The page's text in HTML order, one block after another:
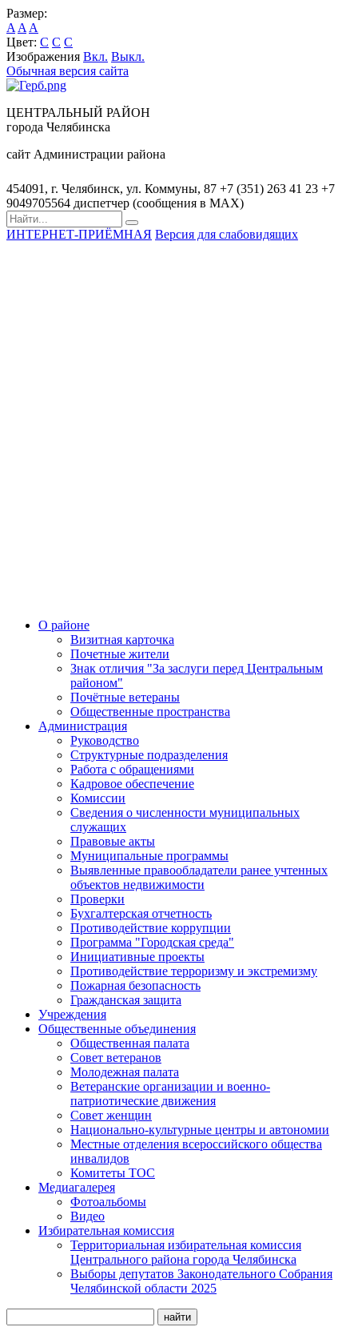
Размер:
A A A
Цвет: C C C
Изображения Вкл. Выкл.
Обычная версия сайта
ЦЕНТРАЛЬНЫЙ РАЙОН
города Челябинска
сайт Администрации района
454091, г. Челябинск, ул. Коммуны, 87 +7 (351) 263 41 23 +7
9049705564 диспетчер (сообщения в MAX)
ИНТЕРНЕТ-ПРИЁМНАЯ Версия для слабовидящих
О районе
Визитная карточка
Почетные жители
Знак отличия "За заслуги перед Центральным
районом"
Почётные ветераны
Общественные пространства
Администрация
Руководство
Структурные подразделения
Работа с обращениями
Кадровое обеспечение
Комиссии
Сведения о численности муниципальных
служащих
Правовые акты
Муниципальные программы
Выявленные правообладатели ранее учтенных
объектов недвижимости
Проверки
Бухгалтерская отчетность
Противодействие коррупции
Программа "Городская среда"
Инициативные проекты
Противодействие терроризму и экстремизму
Пожарная безопасность
Гражданская защита
Учреждения
Общественные объединения
Общественная палата
Совет ветеранов
Молодежная палата
Ветеранские организации и военно-
патриотические движения
Совет женщин
Национально-культурные центры и автономии
Местные отделения всероссийского общества
инвалидов
Комитеты ТОС
Медиагалерея
Фотоальбомы
Видео
Избирательная комиссия
Территориальная избирательная комиссия
Центрального района города Челябинска
Выборы депутатов Законодательного Собрания
Челябинской области 2025
найти